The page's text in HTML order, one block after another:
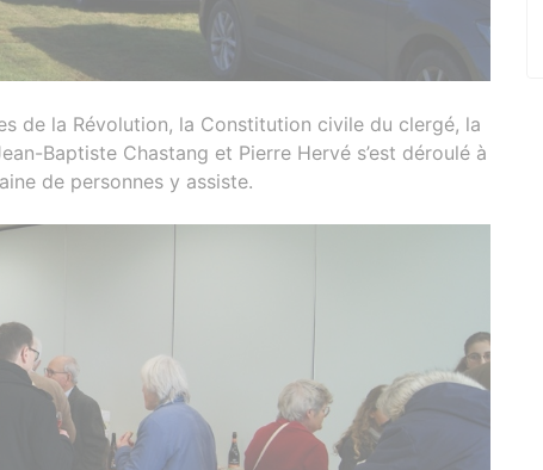
de la Révolution, la Constitution civile du clergé, la
Baptiste Chastang et Pierre Hervé s’est déroulé à
de personnes y assiste.